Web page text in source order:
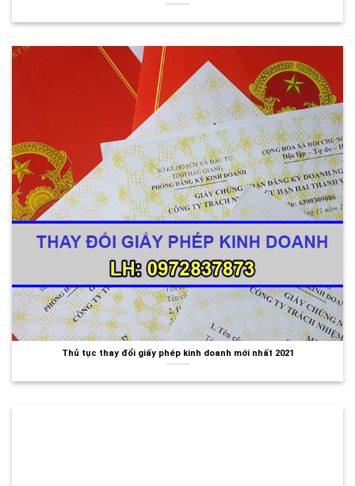
Thủ tục thay đổi giấy phép kinh doanh mới nhất 2021